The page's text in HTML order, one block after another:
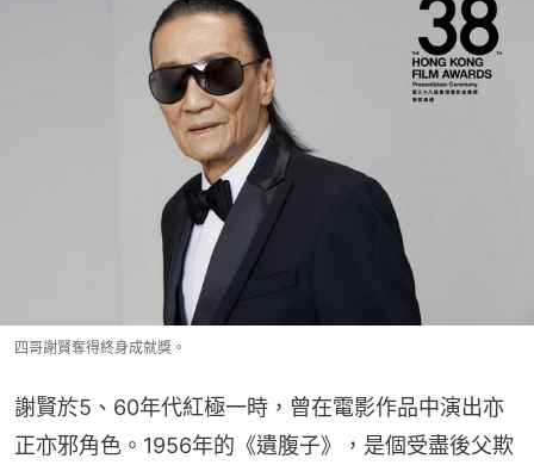
四哥謝賢奪得終身成就獎。
謝賢於5、60年代紅極一時，曾在電影作品中演出亦
正亦邪角色。1956年的《遺腹子》，是個受盡後父欺